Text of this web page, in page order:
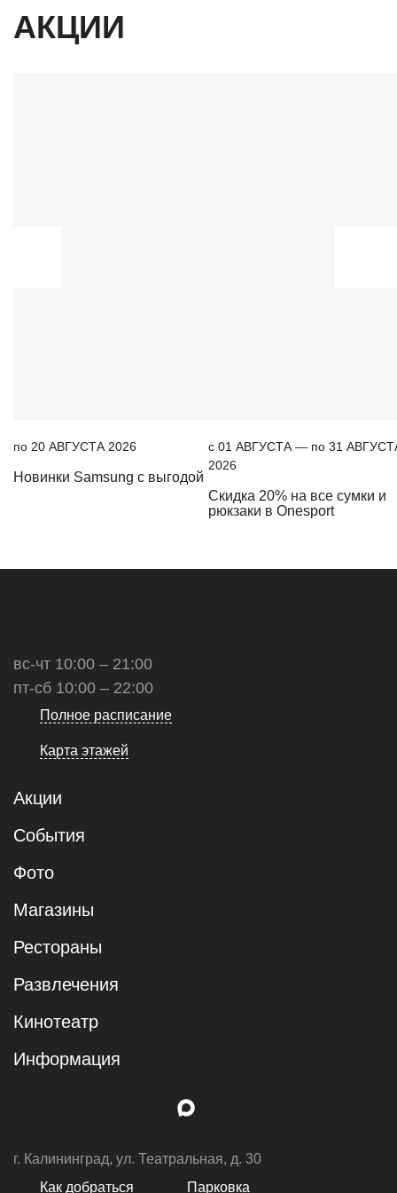
АКЦИИ
по 20 АВГУСТА 2026
Новинки Samsung с выгодой
c 01 АВГУСТА — по 31
2026
Скидка 20% на все сумки и
рюкзаки в Onesport
вс-чт 10:00 – 21:00
пт-сб 10:00 – 22:00
Полное расписание
Карта этажей
Акции
События
Фото
Магазины
Рестораны
Развлечения
Кинотеатр
Информация
г. Калининград, ул. Театральная, д. 30
Как добраться
Парковка